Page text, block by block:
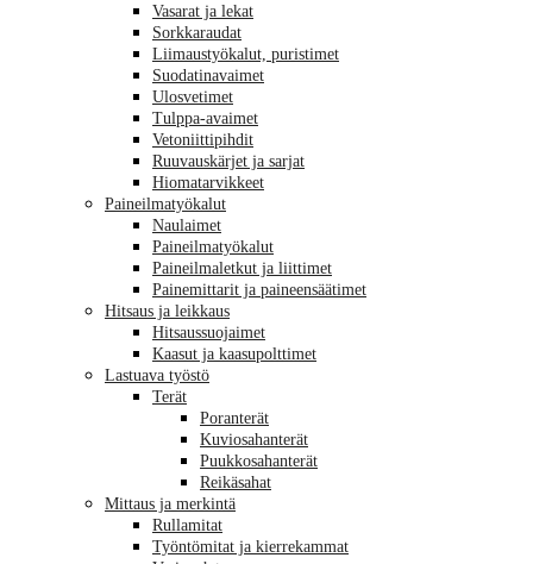
Vasarat ja lekat
Sorkkaraudat
Liimaustyökalut, puristimet
Suodatinavaimet
Ulosvetimet
Tulppa-avaimet
Vetoniittipihdit
Ruuvauskärjet ja sarjat
Hiomatarvikkeet
Paineilmatyökalut
Naulaimet
Paineilmatyökalut
Paineilmaletkut ja liittimet
Painemittarit ja paineensäätimet
Hitsaus ja leikkaus
Hitsaussuojaimet
Kaasut ja kaasupolttimet
Lastuava työstö
Terät
Poranterät
Kuviosahanterät
Puukkosahanterät
Reikäsahat
Mittaus ja merkintä
Rullamitat
Työntömitat ja kierrekammat